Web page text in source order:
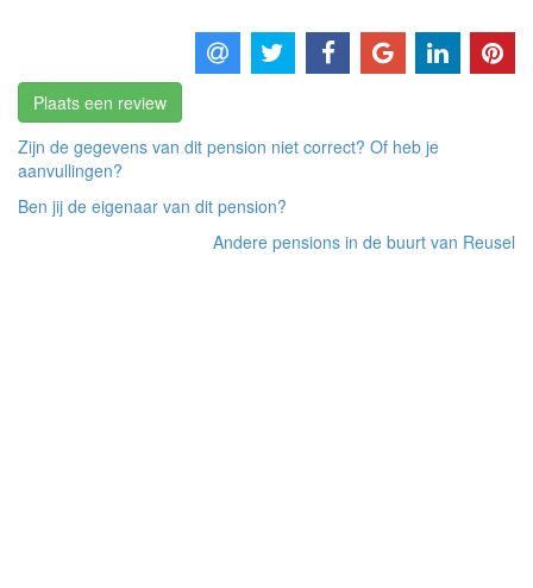
Plaats een review
Zijn de gegevens van dit pension niet correct? Of heb je
aanvullingen?
Ben jij de eigenaar van dit pension?
Andere pensions in de buurt van Reusel